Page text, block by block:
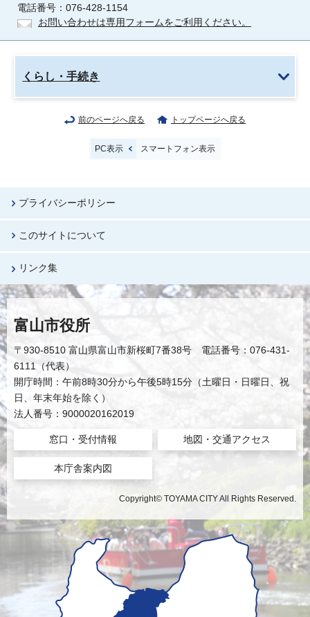
電話番号：076-428-1154
お問い合わせは専用フォームをご利用ください。
くらし・手続き
前のページへ戻る トップページへ戻る
PC表示 スマートフォン表示
プライバシーポリシー
このサイトについて
リンク集
富山市役所
〒930-8510 富山県富山市新桜町7番38号 電話番号：076-431-
6111（代表）
開庁時間：午前8時30分から午後5時15分（土曜日・日曜日、祝
日、年末年始を除く）
法人番号：9000020162019
窓口・受付情報 地図・交通アクセス
本庁舎案内図
Copyright© TOYAMA CITY All Rights Reserved.